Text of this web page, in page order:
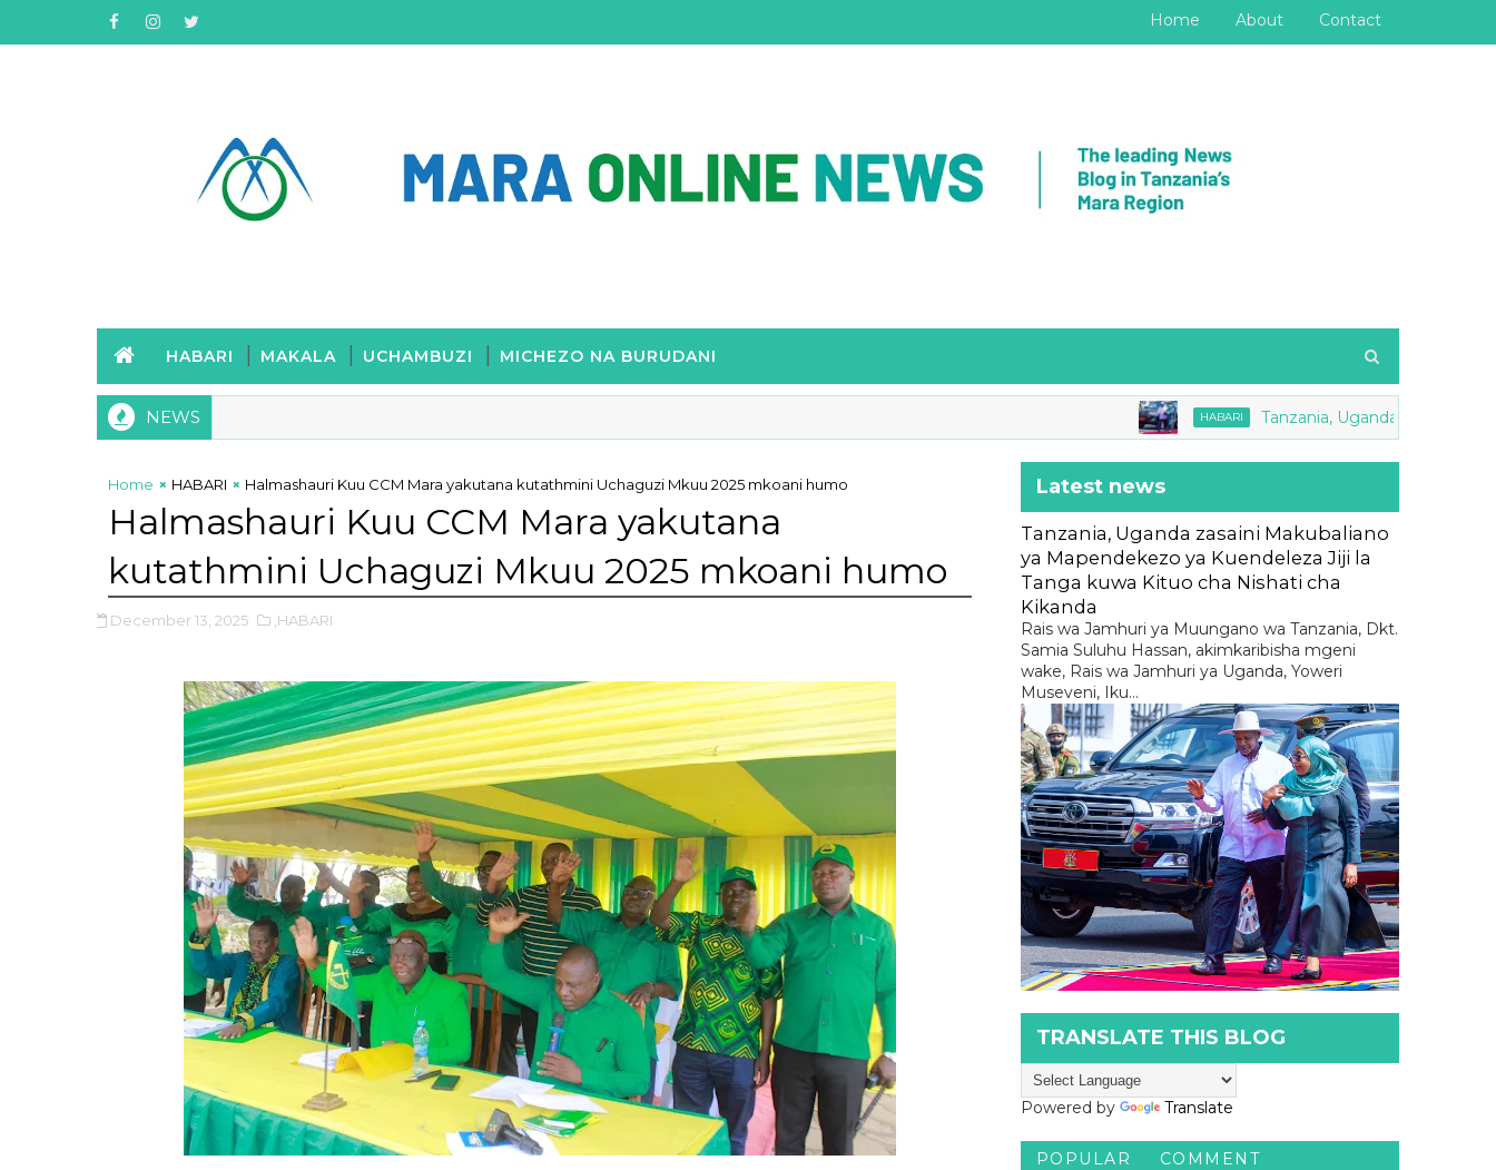
Home About Contact
HABARI MAKALA UCHAMBUZI MICHEZO NA BURUDANI
NEWS HABARI Tanzania, Uganda zasaini Makubaliano
Home HABARI Halmashauri Kuu CCM Mara yakutana kutathmini Uchaguzi Mkuu 2025 mkoani humo
Halmashauri Kuu CCM Mara yakutana
kutathmini Uchaguzi Mkuu 2025 mkoani humo
December 13, 2025 ,HABARI
Latest news
Tanzania, Uganda zasaini Makubaliano
ya Mapendekezo ya Kuendeleza Jiji la
Tanga kuwa Kituo cha Nishati cha
Kikanda
Rais wa Jamhuri ya Muungano wa Tanzania, Dkt.
Samia Suluhu Hassan, akimkaribisha mgeni
wake, Rais wa Jamhuri ya Uganda, Yoweri
Museveni, Iku...
TRANSLATE THIS BLOG
Powered by Translate
POPULAR COMMENT